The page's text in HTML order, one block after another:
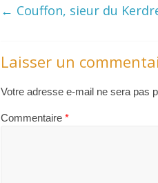
← Couffon, sieur du
Laisser un
Votre adresse e-mail ne sera pas
Commentaire *